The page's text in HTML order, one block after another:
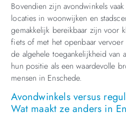
Bovendien zijn avondwinkels
locaties in woonwijken en
gemakkelijk bereikbaar zijn voor
fiets of met het openbaar
de algehele toegankelijkheid van
hun positie als een waardevolle
mensen in Enschede.
Avondwinkels versus
Wat maakt ze anders in